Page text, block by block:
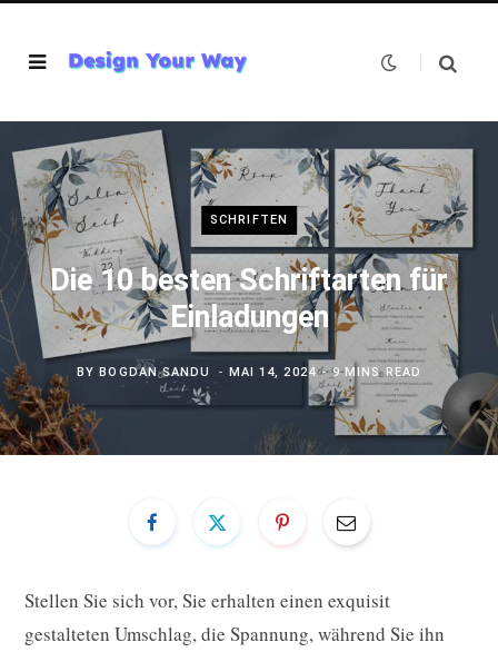
SCHRIFTEN
Die 10 besten Schriftarten für
Einladungen
BYBOGDAN SANDU MAI 14, 2024 9 MINS READ
Stellen Sie sich vor, Sie erhalten einen exquisit
gestalteten Umschlag, die Spannung, während Sie ihn